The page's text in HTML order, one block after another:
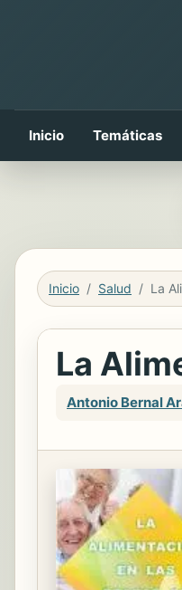
Inicio Temáticas
Inicio Salud
La
Antonio Bernal